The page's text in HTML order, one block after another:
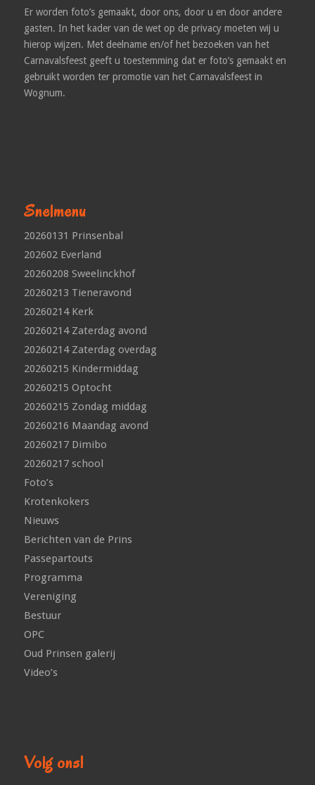
Er worden foto’s gemaakt, door ons, door u en door andere
gasten. In het kader van de wet op de privacy moeten wij u
hierop wijzen. Met deelname en/of het bezoeken van het
Carnavalsfeest geeft u toestemming dat er foto’s gemaakt en
gebruikt worden ter promotie van het Carnavalsfeest in
Wognum.
Snelmenu
20260131 Prinsenbal
202602 Everland
20260208 Sweelinckhof
20260213 Tieneravond
20260214 Kerk
20260214 Zaterdag avond
20260214 Zaterdag overdag
20260215 Kindermiddag
20260215 Optocht
20260215 Zondag middag
20260216 Maandag avond
20260217 Dimibo
20260217 school
Foto’s
Krotenkokers
Nieuws
Berichten van de Prins
Passepartouts
Programma
Vereniging
Bestuur
OPC
Oud Prinsen galerij
Video’s
Volg ons!